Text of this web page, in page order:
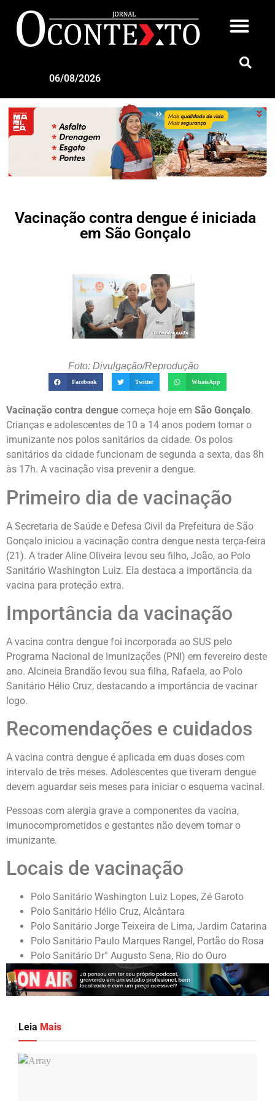
06/08/2026
Vacinação contra dengue é iniciada
em São Gonçalo
Foto: Divulgação/Reprodução
Facebook Twitter WhatsApp
Vacinação contra dengue começa hoje em São Gonçalo.
Crianças e adolescentes de 10 a 14 anos podem tomar o
imunizante nos polos sanitários da cidade. Os polos
sanitários da cidade funcionam de segunda a sexta, das 8h
às 17h. A vacinação visa prevenir a dengue.
Primeiro dia de vacinação
A Secretaria de Saúde e Defesa Civil da Prefeitura de São
Gonçalo iniciou a vacinação contra dengue nesta terça-feira
(21). A trader Aline Oliveira levou seu filho, João, ao Polo
Sanitário Washington Luiz. Ela destaca a importância da
vacina para proteção extra.
Importância da vacinação
A vacina contra dengue foi incorporada ao SUS pelo
Programa Nacional de Imunizações (PNI) em fevereiro deste
ano. Alcineia Brandão levou sua filha, Rafaela, ao Polo
Sanitário Hélio Cruz, destacando a importância de vacinar
logo.
Recomendações e cuidados
A vacina contra dengue é aplicada em duas doses com
intervalo de três meses. Adolescentes que tiveram dengue
devem aguardar seis meses para iniciar o esquema vacinal.
Pessoas com alergia grave a componentes da vacina,
imunocomprometidos e gestantes não devem tomar o
imunizante.
Locais de vacinação
Polo Sanitário Washington Luiz Lopes, Zé Garoto
Polo Sanitário Hélio Cruz, Alcântara
Polo Sanitário Jorge Teixeira de Lima, Jardim Catarina
Polo Sanitário Paulo Marques Rangel, Portão do Rosa
Polo Sanitário Dr° Augusto Sena, Rio do Ouro
Leia Mais